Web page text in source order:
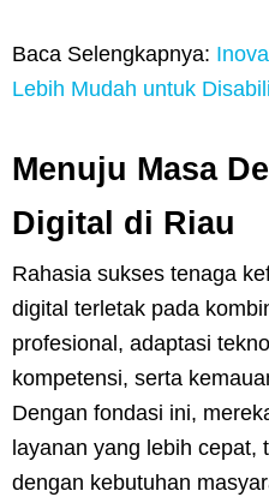
Baca Selengkapnya:
Lebih Mudah untuk
Menuju Masa
Digital di Riau
Rahasia sukses tenaga
digital terletak pada
profesional, adaptasi
kompetensi, serta
Dengan fondasi ini,
layanan yang lebih cepat,
dengan kebutuhan